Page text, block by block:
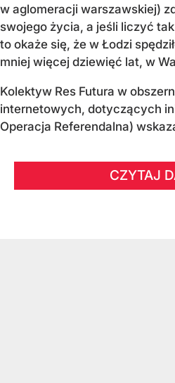
w aglomeracji warszawskiej)
swojego życia, a jeśli liczyć
to okaże się, że w Łodzi
mniej więcej dziewięć lat, w
Kolektyw Res Futura w
internetowych, dotyczących
Operacja Referendalna)
CZYTAJ